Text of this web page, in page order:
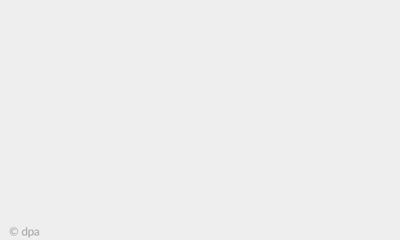
© dpa